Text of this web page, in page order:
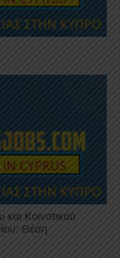
Κοινοτικού
Θέση